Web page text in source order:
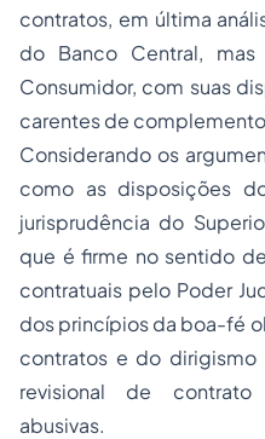
contratos, em última
do Banco Central,
Consumidor, com suas
carentes de
Considerando os
como as disposições
jurisprudência do
que é firme no sentido
contratuais pelo Poder
dos princípios da boa-fé
contratos e do
revisional de
abusivas.